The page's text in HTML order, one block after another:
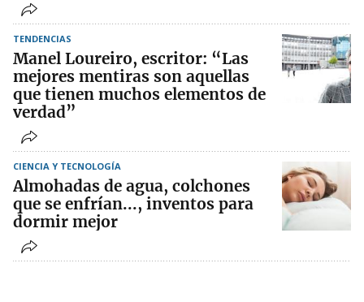
TENDENCIAS
Manel Loureiro, escritor: “Las
mejores mentiras son aquellas
que tienen muchos elementos de
verdad”
CIENCIA Y TECNOLOGÍA
Almohadas de agua, colchones
que se enfrían..., inventos para
dormir mejor